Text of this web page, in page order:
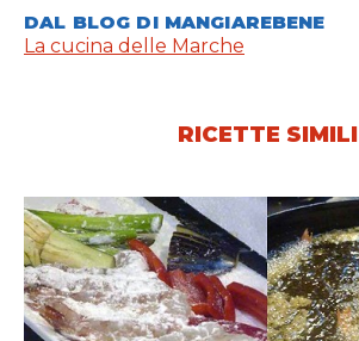
DAL BLOG DI MANGIAREBENE
La cucina delle Marche
RICETTE SIMILI